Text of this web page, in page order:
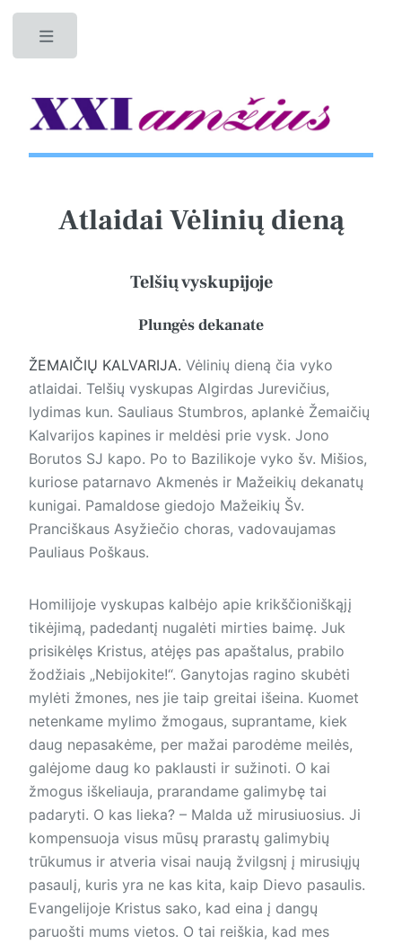
Atlaidai Vėlinių dieną
Telšių vyskupijoje
Plungės dekanate
ŽEMAIČIŲ KALVARIJA. Vėlinių dieną čia vyko
atlaidai. Telšių vyskupas Algirdas Jurevičius,
lydimas kun. Sauliaus Stumbros, aplankė Žemaičių
Kalvarijos kapines ir meldėsi prie vysk. Jono
Borutos SJ kapo. Po to Bazilikoje vyko šv. Mišios,
kuriose patarnavo Akmenės ir Mažeikių dekanatų
kunigai. Pamaldose giedojo Mažeikių Šv.
Pranciškaus Asyžiečio choras, vadovaujamas
Pauliaus Poškaus.
Homilijoje vyskupas kalbėjo apie krikščioniškąjį
tikėjimą, padedantį nugalėti mirties baimę. Juk
prisikėlęs Kristus, atėjęs pas apaštalus, prabilo
žodžiais „Nebijokite!“. Ganytojas ragino skubėti
mylėti žmones, nes jie taip greitai išeina. Kuomet
netenkame mylimo žmogaus, suprantame, kiek
daug nepasakėme, per mažai parodėme meilės,
galėjome daug ko paklausti ir sužinoti. O kai
žmogus iškeliauja, prarandame galimybę tai
padaryti. O kas lieka? – Malda už mirusiuosius. Ji
kompensuoja visus mūsų prarastų galimybių
trūkumus ir atveria visai naują žvilgsnį į mirusiųjų
pasaulį, kuris yra ne kas kita, kaip Dievo pasaulis.
Evangelijoje Kristus sako, kad eina į dangų
paruošti mums vietos. O tai reiškia, kad mes